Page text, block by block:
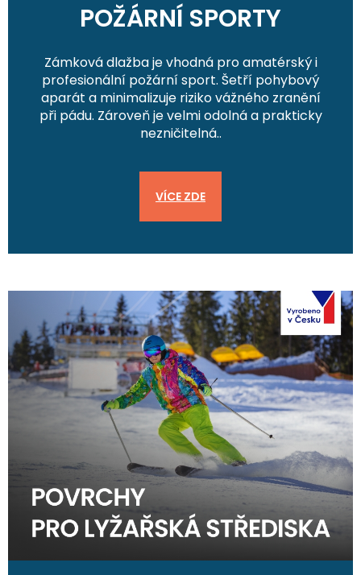
POŽÁRNÍ SPORTY
Zámková dlažba je vhodná pro amatérský i
profesionální požární sport. Šetří pohybový
aparát a minimalizuje riziko vážného zranění
při pádu. Zároveň je velmi odolná a prakticky
nezničitelná..
VÍCE ZDE